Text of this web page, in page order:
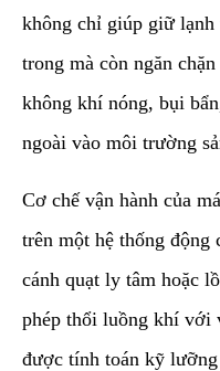
không chỉ giúp giữ lạnh
trong mà còn ngăn
không khí nóng, bụi
ngoài vào môi trường
​Cơ chế vận hành của
trên một hệ thống
cánh quạt ly tâm hoặc
phép thổi luồng khí với
được tính toán kỹ